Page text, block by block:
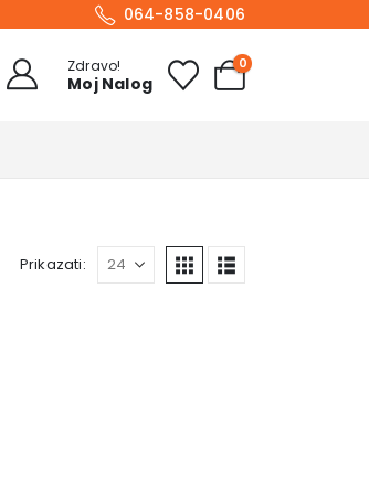
064-858-0406
Zdravo!
Moj Nalog
0
Prikazati: